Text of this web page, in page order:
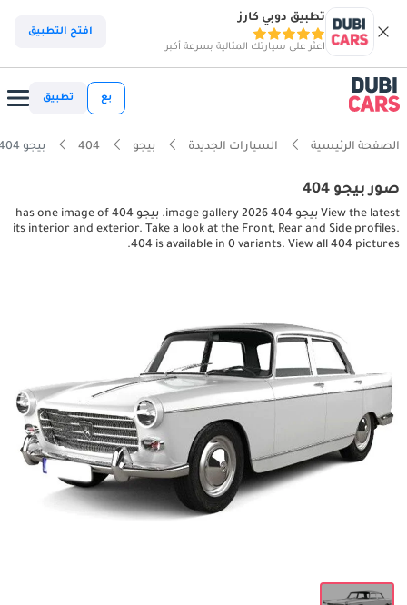
تطبيق دوبي كارز
اعثر على سيارتك المثالية بسرعة أكبر
افتح التطبيق
بع تطبيق
الصفحة الرئيسية السيارات الجديدة بيجو 404 بيجو 404 interior, exterior pictures
صور بيجو 404
View the latest بيجو 404 2026 image gallery. بيجو 404 has one image of
its interior and exterior. Take a look at the Front, Rear and Side profiles.
404 is available in 0 variants. View all 404 pictures.